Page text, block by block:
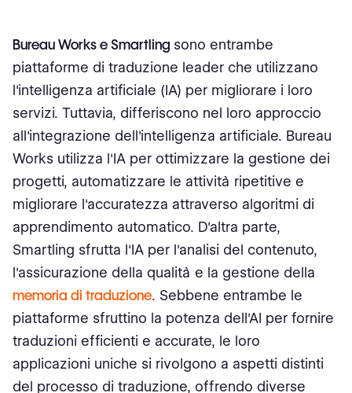
Bureau Works e Smartling sono entrambe
piattaforme di traduzione leader che utilizzano
l'intelligenza artificiale (IA) per migliorare i loro
servizi. Tuttavia, differiscono nel loro approccio
all'integrazione dell'intelligenza artificiale. Bureau
Works utilizza l'IA per ottimizzare la gestione dei
progetti, automatizzare le attività ripetitive e
migliorare l'accuratezza attraverso algoritmi di
apprendimento automatico. D'altra parte,
Smartling sfrutta l'IA per l'analisi del contenuto,
l'assicurazione della qualità e la gestione della
memoria di traduzione. Sebbene entrambe le
piattaforme sfruttino la potenza dell'AI per fornire
traduzioni efficienti e accurate, le loro
applicazioni uniche si rivolgono a aspetti distinti
del processo di traduzione, offrendo diverse